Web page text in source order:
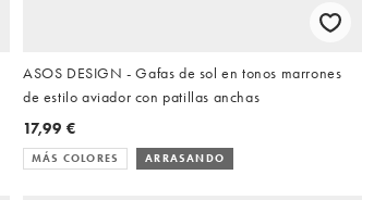
ASOS DESIGN - Gafas de sol en tonos marrones
de estilo aviador con patillas anchas
17,99 €
MÁS COLORES ARRASANDO